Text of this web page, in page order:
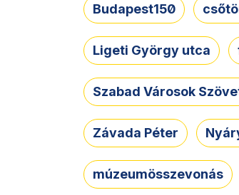
Budapest150
Ligeti György utca
Szabad Városok
Závada Péter
múzeumösszevonás